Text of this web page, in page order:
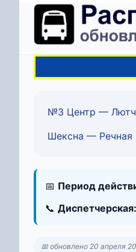
№3 Центр —
Шексна — Речная
📅 Период
📞 Диспетчерская:
📅 обновлено 20 апреля